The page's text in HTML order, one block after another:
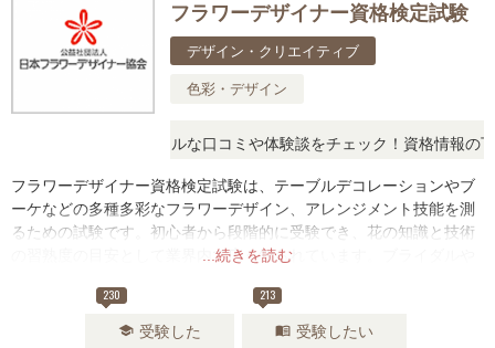
フラワーデザイナー資格検定試験
デザイン・クリエイティブ
色彩・デザイン
に思ったら、リアルな口コミや体験談をチェック！資格情報の下か
...続きを読む
フラワーデザイナー資格検定試験は、テーブルデコレーションやブ
ーケなどの多種多彩なフラワーデザイン、アレンジメント技能を測
るための試験です。初心者から段階的に受験でき、花の知識と技術
の習熟度の目安として業界内で広く知られています。ブライダルや
230
school 受験した
213
menu_book 受験したい